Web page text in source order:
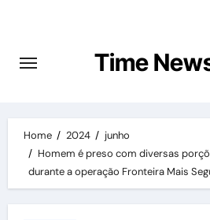
content
Time
Home 2024
junho
Homem é preso com diversas
durante a operação Fronteira Mais